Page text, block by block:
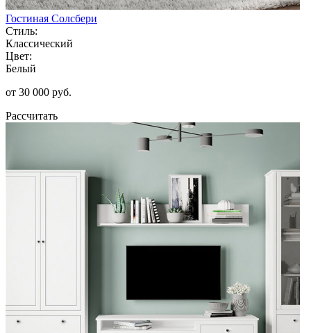
Гостиная Солсбери
Стиль:
Классический
Цвет:
Белый
от 30 000 руб.
Рассчитать